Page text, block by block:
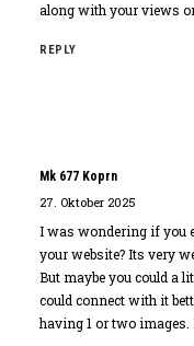
along with your views
REPLY
Mk 677 Koprn
27. Oktober 2025
I was wondering if you
your website? Its very
But maybe you could a
could connect with it
having 1 or two images.